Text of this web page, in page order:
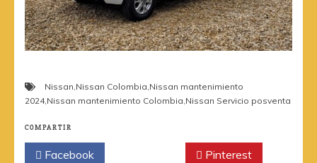
Nissan,Nissan Colombia,Nissan mantenimiento
2024,Nissan mantenimiento Colombia,Nissan Servicio posventa
COMPARTIR
Facebook Pinterest